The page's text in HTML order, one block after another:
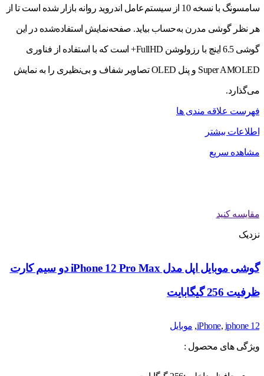
سامسونگ با نسخه 10 از سیستم‌عامل اندروید روانه بازار شده است تا از
هر نظر گوشی مدرن به‌حساب بیاید. صفحه‌نمایش استفاده‌شده در این
گوشی 6.5 اینچ با رزولوشن FullHD+ است که با استفاده از فناوری
Super AMOLED و پنل OLED تصاویر شفاف و بی‌نظیری را به نمایش
می‌گذارد.
فهرست علاقه مندی ها
اطلاعات بیشتر
مشاهده سریع
مقایسه کنید
نزدیک
گوشی موبایل اپل مدل iPhone 12 Pro Max دو سیم‌ کارت
ظرفیت 256 گیگابایت
iPhone, iphone 12
, موبایل
ویژگی های محصول :